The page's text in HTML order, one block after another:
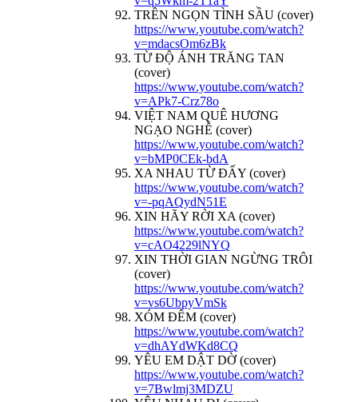
TRÊN NGỌN TÌNH SẦU (cover)
https://www.youtube.com/watch?
v=mdacsOm6zBk
TỪ ĐỘ ÁNH TRĂNG TAN
(cover)
https://www.youtube.com/watch?
v=APk7-Crz78o
VIỆT NAM QUÊ HƯƠNG
NGẠO NGHỄ (cover)
https://www.youtube.com/watch?
v=bMP0CEk-bdA
XA NHAU TỪ ĐẤY (cover)
https://www.youtube.com/watch?
v=-pqAQydN51E
XIN HÃY RỜI XA (cover)
https://www.youtube.com/watch?
v=cAO4229lNYQ
XIN THỜI GIAN NGỪNG TRÔI
(cover)
https://www.youtube.com/watch?
v=vs6UbpyVmSk
XÓM ĐÊM (cover)
https://www.youtube.com/watch?
v=dhAYdWKd8CQ
YÊU EM DẬT DỜ (cover)
https://www.youtube.com/watch?
v=7Bwlmj3MDZU